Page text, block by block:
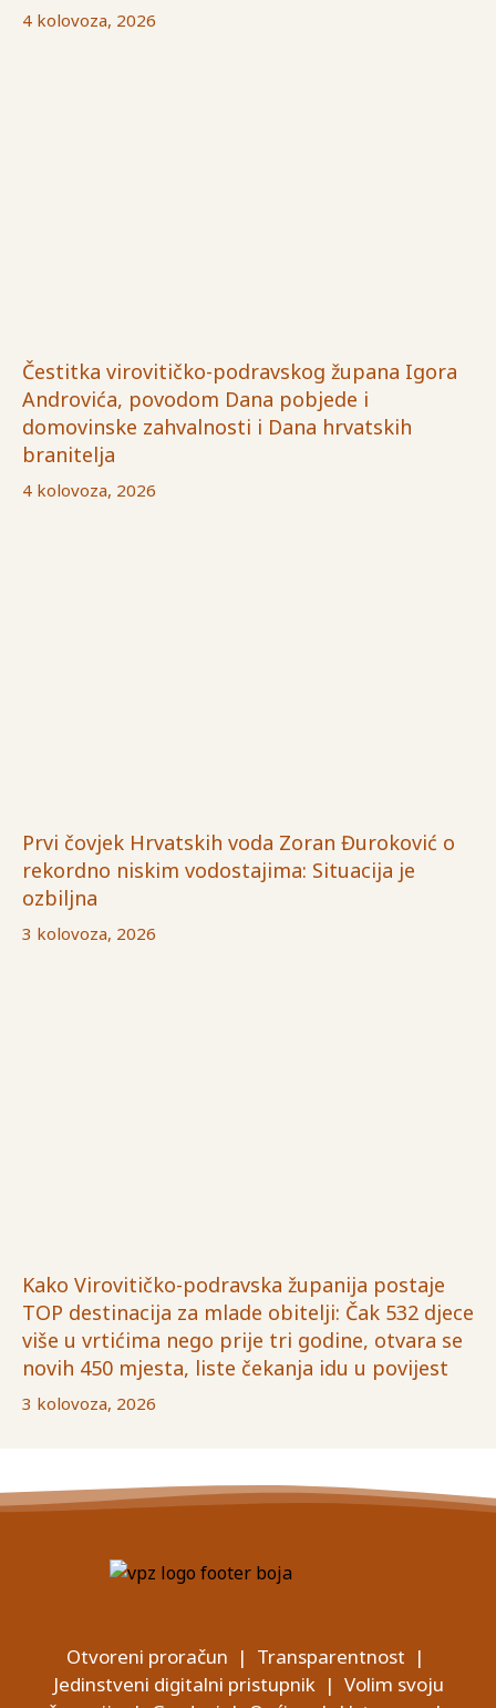
4 kolovoza, 2026
Čestitka virovitičko-podravskog župana Igora
Androvića, povodom Dana pobjede i
domovinske zahvalnosti i Dana hrvatskih
branitelja
4 kolovoza, 2026
Prvi čovjek Hrvatskih voda Zoran Đuroković o
rekordno niskim vodostajima: Situacija je
ozbiljna
3 kolovoza, 2026
Kako Virovitičko-podravska županija postaje
TOP destinacija za mlade obitelji: Čak 532 djece
više u vrtićima nego prije tri godine, otvara se
novih 450 mjesta, liste čekanja idu u povijest
3 kolovoza, 2026
Otvoreni proračun | Transparentnost |
Jedinstveni digitalni pristupnik| Volim svoju